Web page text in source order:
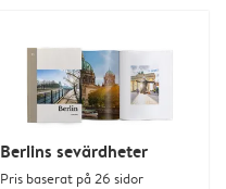
Berlins sevärdheter
Pris baserat på 26 sidor